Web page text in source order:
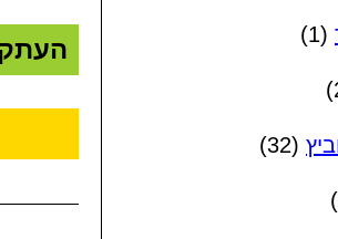
(1)
(32)